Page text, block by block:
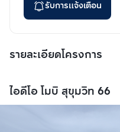
รับการแจ้งเตือน
รายละเอียดโครงการ
ไอดีโอ โมบิ สุขุมวิท 66